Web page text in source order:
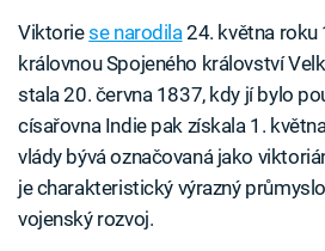
Viktoriese narodila 24. května roku
královnou Spojeného království
stala 20. června 1837, kdy jí bylo
císařovna Indie pak získala 1.
vlády bývá označovaná jako
je charakteristický výrazný
vojenský rozvoj.